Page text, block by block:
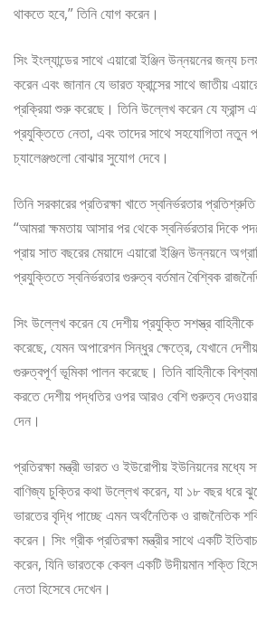
থাকতে হবে,” তিনি যোগ করেন।
সিং ইংল্যান্ডের সাথে এয়ারো ইঞ্জিন উন্নয়নের জন্য
করেন এবং জানান যে ভারত ফ্রান্সের সাথে জাতীয়
প্রক্রিয়া শুরু করেছে। তিনি উল্লেখ করেন যে ফ্রান্স
প্রযুক্তিতে নেতা, এবং তাদের সাথে সহযোগিতা নতুন
চ্যালেঞ্জগুলো বোঝার সুযোগ দেবে।
তিনি সরকারের প্রতিরক্ষা খাতে স্বনির্ভরতার
“আমরা ক্ষমতায় আসার পর থেকে স্বনির্ভরতার দিকে
প্রায় সাত বছরের মেয়াদে এয়ারো ইঞ্জিন উন্নয়নে
প্রযুক্তিতে স্বনির্ভরতার গুরুত্ব বর্তমান বৈশ্বিক
সিং উল্লেখ করেন যে দেশীয় প্রযুক্তি সশস্ত্র
করেছে, যেমন অপারেশন সিন্ধুর ক্ষেত্রে, যেখানে
গুরুত্বপূর্ণ ভূমিকা পালন করেছে। তিনি বাহিনীকে
করতে দেশীয় পদ্ধতির ওপর আরও বেশি গুরুত্ব
দেন।
প্রতিরক্ষা মন্ত্রী ভারত ও ইউরোপীয় ইউনিয়নের
বাণিজ্য চুক্তির কথা উল্লেখ করেন, যা ১৮ বছর ধরে
ভারতের বৃদ্ধি পাচ্ছে এমন অর্থনৈতিক ও রাজনৈতিক
করেন। সিং গ্রীক প্রতিরক্ষা মন্ত্রীর সাথে একটি
করেন, যিনি ভারতকে কেবল একটি উদীয়মান শক্তি
নেতা হিসেবে দেখেন।